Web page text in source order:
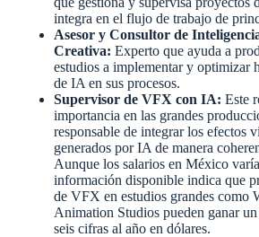
integra en el flujo de trabajo de
Asesor y Consultor de
Creativa: Experto que ayuda a
estudios a implementar y optimizar
de IA en sus procesos.
Supervisor de VFX con IA: Este
importancia en las grandes
responsable de integrar los efectos
generados por IA de manera
Aunque los salarios en México
información disponible indica que
de VFX en estudios grandes como
Animation Studios pueden ganar
seis cifras al año en dólares.